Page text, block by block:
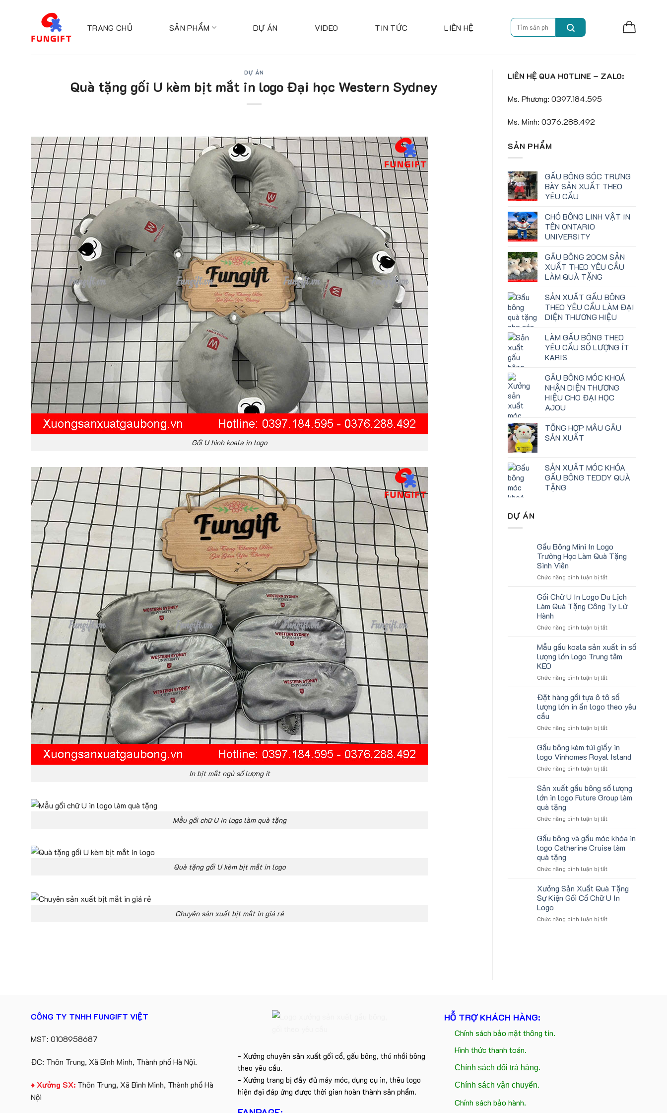
TRANG CHỦ SẢN PHẨM DỰ ÁN VIDEO TIN TỨC LIÊN HỆ
Search
for:
DỰ ÁN
Quà tặng gối U kèm bịt mắt in logo Đại học Western Sydney
Gối U hình koala in logo
In bịt mắt ngủ số lượng ít
Mẫu gối chữ U in logo làm quà tặng
Quà tặng gối U kèm bịt mắt in logo
Chuyên sản xuất bịt mắt in giá rẻ
LIÊN HỆ QUA HOTLINE – ZALO:
Ms. Phương: 0397.184.595
Ms. Minh: 0376.288.492
SẢN PHẨM
GẤU BÔNG SÓC TRƯNG
BÀY SẢN XUẤT THEO
YÊU CẦU
CHÓ BÔNG LINH VẬT IN
TÊN ONTARIO
UNIVERSITY
GẤU BÔNG 20CM SẢN
XUẤT THEO YÊU CẦU
LÀM QUÀ TẶNG
SẢN XUẤT GẤU BÔNG
THEO YÊU CẦU LÀM ĐẠI
DIỆN THƯƠNG HIỆU
LÀM GẤU BÔNG THEO
YÊU CẦU SỐ LƯỢNG ÍT
KARIS
GẤU BÔNG MÓC KHOÁ
NHẬN DIỆN THƯƠNG
HIỆU CHO ĐẠI HỌC
AJOU
TỔNG HỢP MẪU GẤU
SẢN XUẤT
SẢN XUẤT MÓC KHÓA
GẤU BÔNG TEDDY QUÀ
TẶNG
DỰ ÁN
Gấu Bông Mini In Logo
Trường Học Làm Quà Tặng
Sinh Viên
Chức năng bình luận bị tắtở
Bông
Mini
In
Trường
Làm
Quà
Tặng
Viên
Gối Chữ U In Logo Du Lịch
Làm Quà Tặng Công Ty Lữ
Hành
Chức năng bình luận bị tắtở
Chữ
U
In
Du
Làm
Quà
Tặng
Ty
Hành
Mẫu gấu koala sản xuất in số
lượng lớn logo Trung tâm
KEO
Chức năng bình luận bị tắtở
gấu
koala
sản
in
lượng
lớn
logo
Trung
KEO
Đặt hàng gối tựa ô tô số
lượng lớn in ấn logo theo yêu
cầu
Chức năng bình luận bị tắtở
hàng
gối
tựa
ô
số
lượng
lớn
ấn
theo
yêu
Gấu bông kèm túi giấy in
logo Vinhomes Royal Island
Chức năng bình luận bị tắtở
bông
kèm
túi
in
Vinhomes
Royal
Island
Sản xuất gấu bông số lượng
lớn in logo Future Group làm
quà tặng
Chức năng bình luận bị tắtở
xuất
gấu
bông
lượng
in
logo
Future
làm
Gấu bông và gấu móc khóa in
logo Catherine Cruise làm
quà tặng
Chức năng bình luận bị tắtở
bông
và
gấu
khóa
Xưởng Sản Xuất Quà Tặng
Sự Kiện Gối Cổ Chữ U In
Logo
Chức năng bình luận bị tắtở
CÔNG TY TNHH FUNGIFT VIỆT
MST: 0108958687
ĐC: Thôn Trung, Xã Bình Minh, Thành phố Hà Nội.
♦ Xưởng SX: Thôn Trung, Xã Bình Minh, Thành phố Hà
Nội
- Xưởng chuyên sản xuất gối cổ, gấu bông, thú nhồi bông
theo yêu cầu.
- Xưởng trang bị đầy đủ máy móc, dụng cụ in, thêu logo
hiện đại đáp ứng được thời gian hoàn thành sản phẩm.
HỖ TRỢ KHÁCH HÀNG:
Chính sách bảo mật thông tin.
Hình thức thanh toán.
Chính sách đổi trả hàng.
Chính sách vận chuyển.
Chính sách bảo hành.